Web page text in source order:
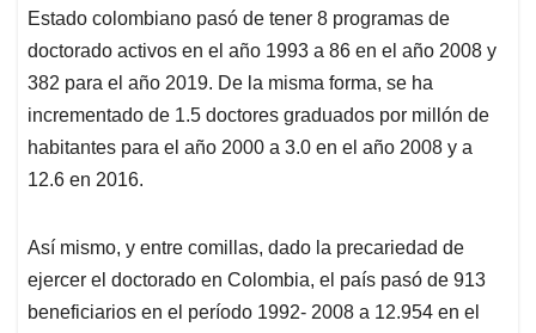
p
k
n
Estado colombiano pasó de tener 8 programas de
doctorado activos en el año 1993 a 86 en el año 2008 y
382 para el año 2019. De la misma forma, se ha
incrementado de 1.5 doctores graduados por millón de
habitantes para el año 2000 a 3.0 en el año 2008 y a
12.6 en 2016.
Así mismo, y entre comillas, dado la precariedad de
ejercer el doctorado en Colombia, el país pasó de 913
beneficiarios en el período 1992- 2008 a 12.954 en el